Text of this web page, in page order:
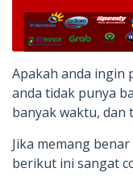
Apakah anda ingin
anda tidak punya
banyak waktu, dan
Jika memang
berikut ini sangat